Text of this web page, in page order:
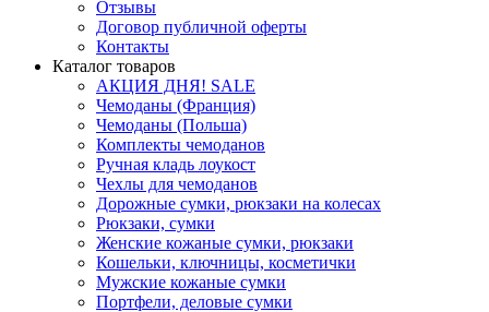
Отзывы
Договор публичной оферты
Контакты
Каталог товаров
АКЦИЯ ДНЯ! SALE
Чемоданы (Франция)
Чемоданы (Польша)
Комплекты чемоданов
Ручная кладь лоукост
Чехлы для чемоданов
Дорожные сумки, рюкзаки на колесах
Рюкзаки, сумки
Женские кожаные сумки, рюкзаки
Кошельки, ключницы, косметички
Мужские кожаные сумки
Портфели, деловые сумки